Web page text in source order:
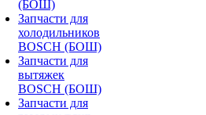
(БОШ)
Запчасти для
холодильников
BOSCH (БОШ)
Запчасти для
вытяжек
BOSCH (БОШ)
Запчасти для